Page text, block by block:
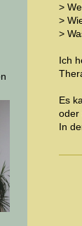
>
>
>
Ich
Es
oder
In